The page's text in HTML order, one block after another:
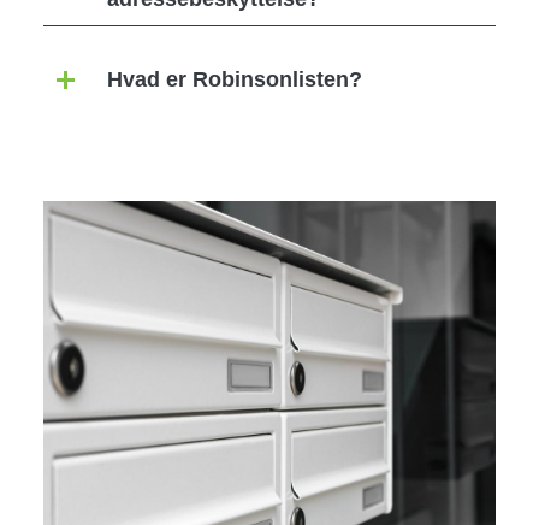
Hvad er Robinsonlisten?
Image